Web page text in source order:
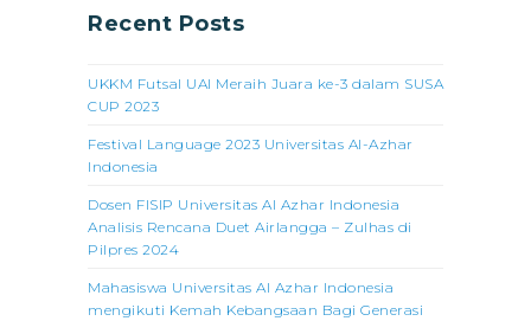
Recent Posts
UKKM Futsal UAI Meraih Juara ke-3 dalam SUSA
CUP 2023
Festival Language 2023 Universitas Al-Azhar
Indonesia
Dosen FISIP Universitas Al Azhar Indonesia
Analisis Rencana Duet Airlangga – Zulhas di
Pilpres 2024
Mahasiswa Universitas Al Azhar Indonesia
mengikuti Kemah Kebangsaan Bagi Generasi